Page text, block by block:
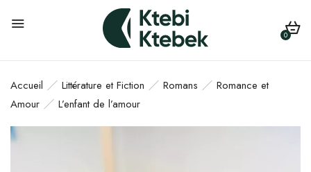
0
Accueil Littérature et Fiction Romans
Romance et
Amour
L’enfant de l’amour